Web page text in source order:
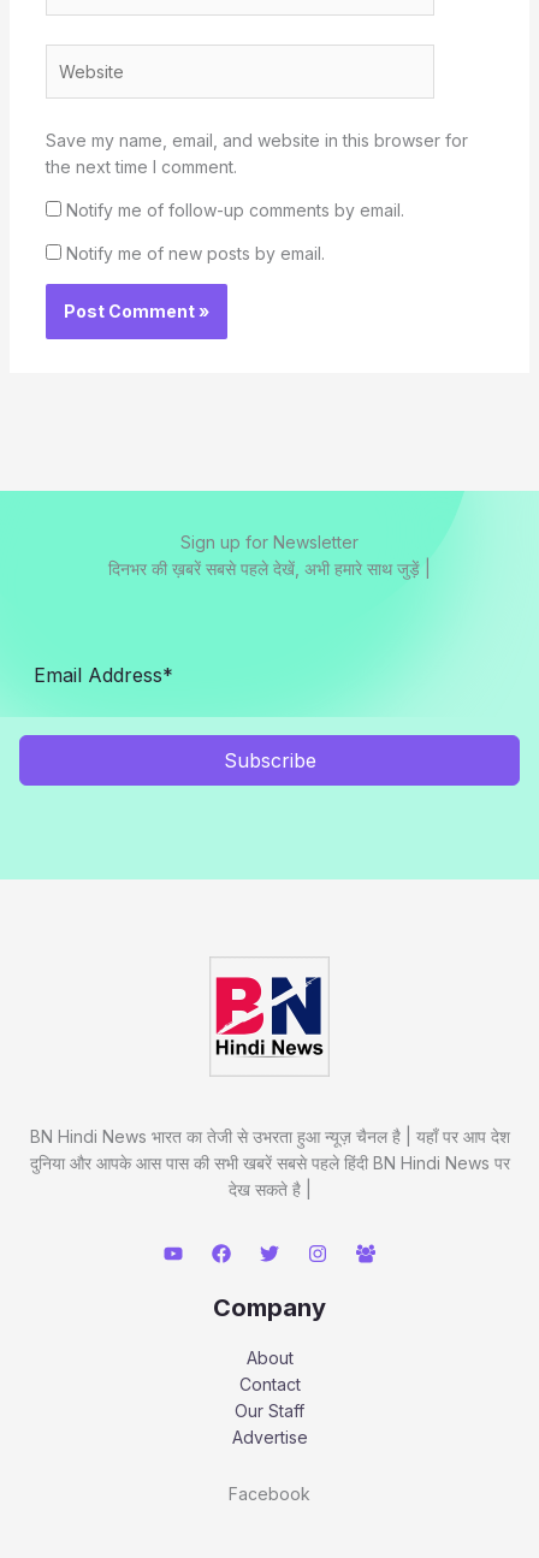
Save my name, email, and website in this browser for
the next time I comment.
Notify me of follow-up comments by email.
Notify me of new posts by email.
Sign up for Newsletter
दिनभर की ख़बरें सबसे पहले देखें, अभी हमारे साथ जुड़ें |
Subscribe
BN Hindi News भारत का तेजी से उभरता हुआ न्यूज़ चैनल है | यहाँ पर आप देश
दुनिया और आपके आस पास की सभी खबरें सबसे पहले हिंदी BN Hindi News पर
देख सकते है |
Company
About
Contact
Our Staff
Advertise
Facebook